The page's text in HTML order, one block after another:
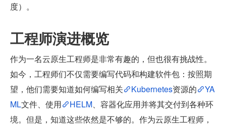
度）。
工程师演进概览
作为一名云原生工程师是非常有趣的，但也很有挑战性。
如今，工程师们不仅需要编写代码和构建软件包：按照期
望，他们需要知道如何编写相关
Kubernetes资源的
YA
ML文件、使用 HELM、容器化应用并将其交付到各种环
境。但是，知道这些依然是不够的。作为云原生工程师，